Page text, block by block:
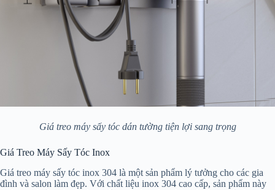
Giá treo máy sấy tóc dán tường tiện lợi sang trọng
Giá Treo Máy Sấy Tóc Inox
Giá treo máy sấy tóc inox 304 là một sản phẩm lý tưởng cho các gia
đình và salon làm đẹp. Với chất liệu inox 304 cao cấp, sản phẩm này